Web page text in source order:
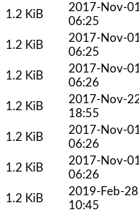
1.2 KiB
2017-Nov-
06:25
1.2 KiB
2017-Nov-
06:25
1.2 KiB
2017-Nov-
06:26
1.2 KiB
2017-Nov-
18:55
1.2 KiB
2017-Nov-
06:26
1.2 KiB
2017-Nov-
06:26
1.2 KiB
2019-Feb-28
10:45